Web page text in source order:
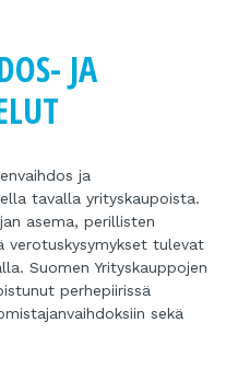
JA
ja
tavalla yrityskaupoista.
asema, perillisten
verotuskysymykset tulevat
Suomen Yrityskauppojen
perhepiirissä
sekä